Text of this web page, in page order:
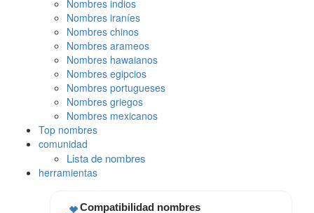
Nombres indios
Nombres iraníes
Nombres chinos
Nombres arameos
Nombres hawaianos
Nombres egipcios
Nombres portugueses
Nombres griegos
Nombres mexicanos
Top nombres
comunidad
Lista de nombres
herramientas
Compatibilidad nombres